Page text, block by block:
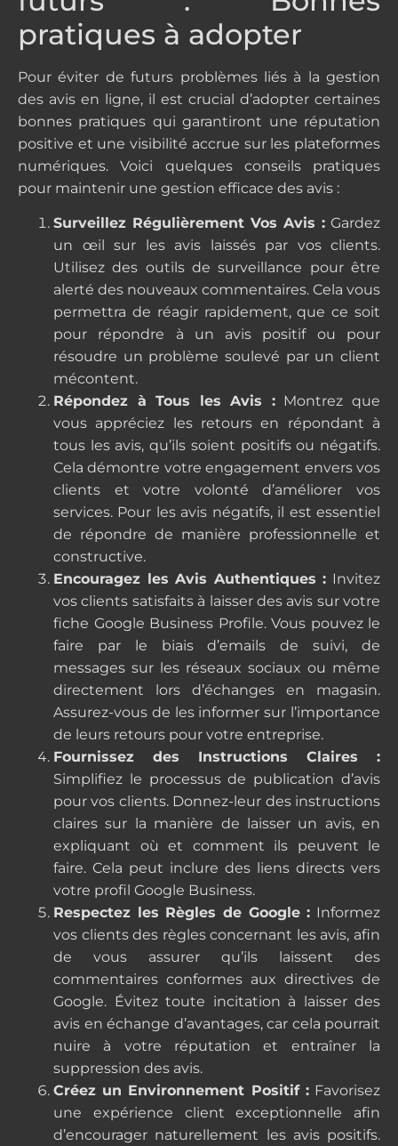
pratiques à adopter
Pour éviter de futurs problèmes liés à la gestion
des avis en ligne, il est crucial d’adopter certaines
bonnes pratiques qui garantiront une réputation
positive et une visibilité accrue sur les plateformes
numériques. Voici quelques conseils pratiques
pour maintenir une gestion efficace des avis :
Surveillez Régulièrement Vos Avis : Gardez
un œil sur les avis laissés par vos clients.
Utilisez des outils de surveillance pour être
alerté des nouveaux commentaires. Cela vous
permettra de réagir rapidement, que ce soit
pour répondre à un avis positif ou pour
résoudre un problème soulevé par un client
mécontent.
Répondez à Tous les Avis :Montrez que
vous appréciez les retours en répondant à
tous les avis, qu’ils soient positifs ou négatifs.
Cela démontre votre engagement envers vos
clients et votre volonté d’améliorer vos
services. Pour les avis négatifs, il est essentiel
de répondre de manière professionnelle et
constructive.
Encouragez les Avis Authentiques : Invitez
vos clients satisfaits à laisser des avis sur votre
fiche Google Business Profile. Vous pouvez le
faire par le biais d’emails de suivi, de
messages sur les réseaux sociaux ou même
directement lors d’échanges en magasin.
Assurez-vous de les informer sur l’importance
de leurs retours pour votre entreprise.
Fournissez des Instructions Claires :
Simplifiez le processus de publication d’avis
pour vos clients. Donnez-leur des instructions
claires sur la manière de laisser un avis, en
expliquant où et comment ils peuvent le
faire. Cela peut inclure des liens directs vers
votre profil Google Business.
Respectez les Règles de Google : Informez
vos clients des règles concernant les avis, afin
de vous assurer qu’ils laissent des
commentaires conformes aux directives de
Google. Évitez toute incitation à laisser des
avis en échange d’avantages, car cela pourrait
nuire à votre réputation et entraîner la
suppression des avis.
Créez un Environnement Positif :Favorisez
une expérience client exceptionnelle afin
d’encourager naturellement les avis positifs.